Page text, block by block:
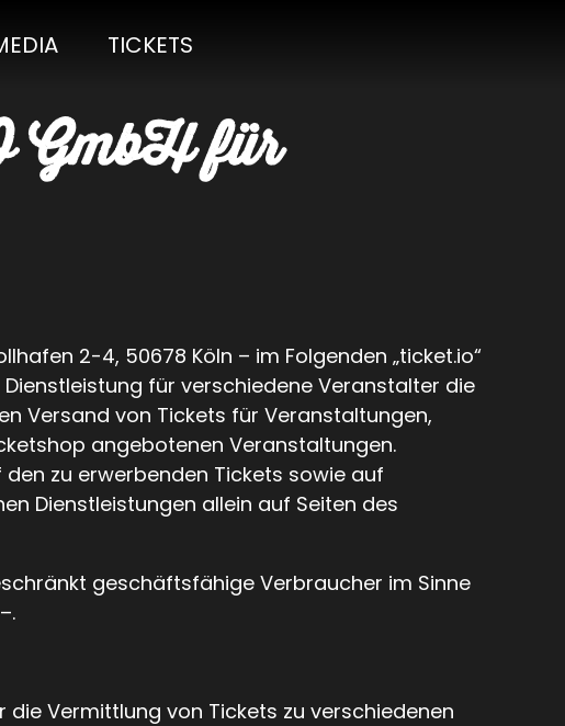
TICKETS
GmbH für
2-4, 50678 Köln – im Folgenden „ticket.io“
für verschiedene Veranstalter die
Versand von Tickets für Veranstaltungen,
angebotenen Veranstaltungen.
zu erwerbenden Tickets sowie auf
Dienstleistungen allein auf Seiten des
geschäftsfähige Verbraucher im Sinne
Vermittlung von Tickets zu verschiedenen